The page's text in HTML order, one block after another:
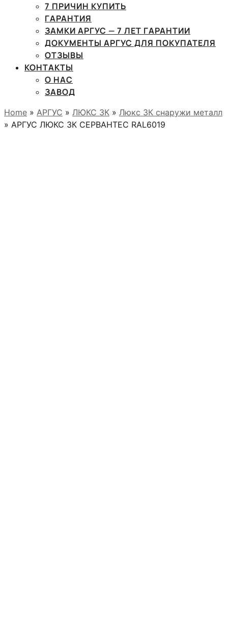
7 ПРИЧИН КУПИТЬ
ГАРАНТИЯ
ЗАМКИ АРГУС — 7 ЛЕТ ГАРАНТИИ
ДОКУМЕНТЫ АРГУС ДЛЯ ПОКУПАТЕЛЯ
ОТЗЫВЫ
КОНТАКТЫ
О НАС
ЗАВОД
Home » АРГУС » ЛЮКС 3К » Люкс 3К снаружи металл
» АРГУС ЛЮКС 3К СЕРВАНТЕС RAL6019